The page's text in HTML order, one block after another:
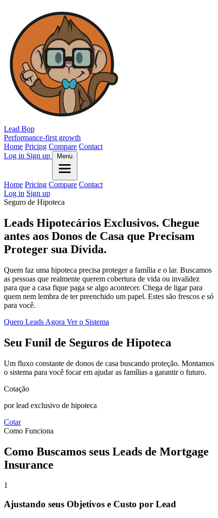
Lead Bop
Performance-first growth
Home Pricing Compare Contact
Log in Sign up Menu
Home Pricing Compare Contact
Log in Sign up
Seguro de Hipoteca
Leads Hipotecários Exclusivos. Chegue
antes aos Donos de Casa que Precisam
Proteger sua Dívida.
Quem faz uma hipoteca precisa proteger a família e o lar. Buscamos
as pessoas que realmente querem cobertura de vida ou invalidez
para que a casa fique paga se algo acontecer. Chega de ligar para
quem nem lembra de ter preenchido um papel. Estes são frescos e só
para você.
Quero Leads Agora Ver o Sistema
Seu Funil de Seguros de Hipoteca
Um fluxo constante de donos de casa buscando proteção. Montamos
o sistema para você focar em ajudar as famílias a garantir o futuro.
Cotação
por lead exclusivo de hipoteca
Cotar
Como Funciona
Como Buscamos seus Leads de Mortgage
Insurance
1
Ajustando seus Objetivos e Custo por Lead